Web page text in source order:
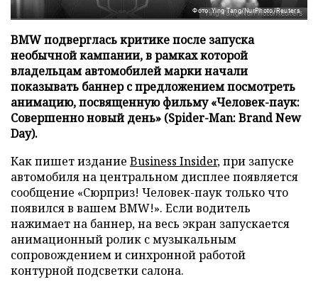
Фото: Ying Tang/NurPhoto/Reuters
BMW подверглась критике после запуска
необычной кампании, в рамках которой
владельцам автомобилей марки начали
показывать баннер с предложением посмотреть
анимацию, посвященную фильму «Человек-паук:
Совершенно новый день» (Spider-Man: Brand New
Day).
Как пишет издание Business Insider, при запуске
автомобиля на центральном дисплее появляется
сообщение «Сюрприз! Человек-паук только что
появился в вашем BMW!». Если водитель
нажимает на баннер, на весь экран запускается
анимационный ролик с музыкальным
сопровождением и синхронной работой
контурной подсветки салона.